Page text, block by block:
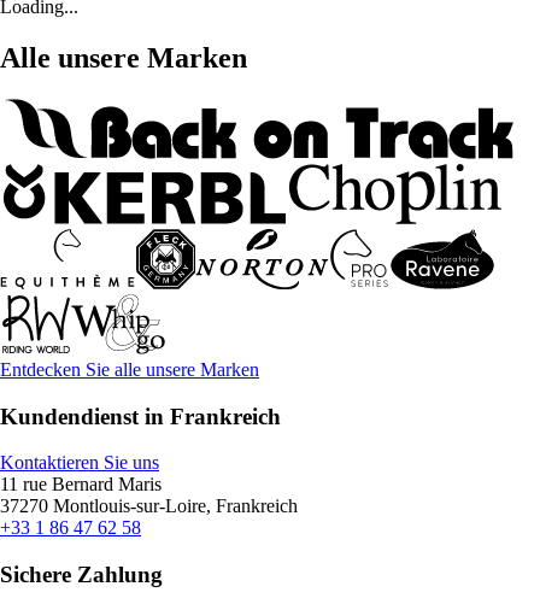
Loading...
Alle unsere Marken
Entdecken Sie alle unsere Marken
Kundendienst in Frankreich
Kontaktieren Sie uns
11 rue Bernard Maris
37270 Montlouis-sur-Loire, Frankreich
+33 1 86 47 62 58
Sichere Zahlung